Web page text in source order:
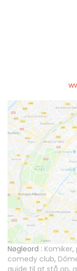
Nøgleord : Komiker,
comedy club,
guide til at stå op,